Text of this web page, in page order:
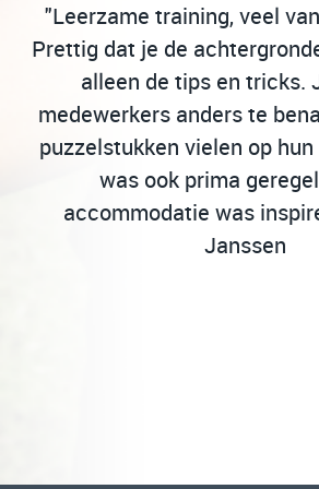
"Leerzame training, veel
Prettig dat je de
alleen de tips en tricks.
medewerkers anders te
puzzelstukken vielen op
was ook prima
accommodatie was
Janssen